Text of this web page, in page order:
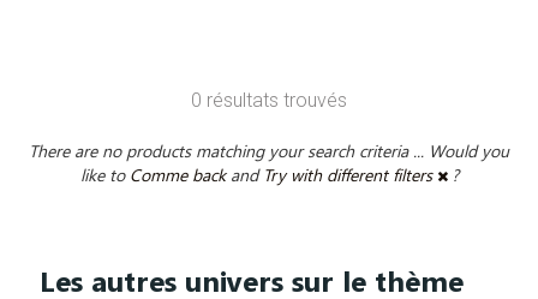
0 résultats trouvés
There are no products matching your search criteria ... Would you
like to Comme back and Try with different filters ?
Les autres univers sur le thème